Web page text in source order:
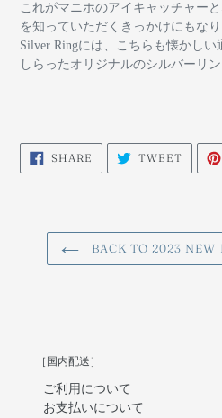
これがマニホのアイキャッチャー
を知っていただくきっかけにもな
Silver Ringには、こちらも懐かしい
しらったオリジナルのシルバーリ
SHARE SHARE
FACEBOOK
TWEETTWEET
BACK TO 2023
［国内配送］
ご利用について
お支払いについて